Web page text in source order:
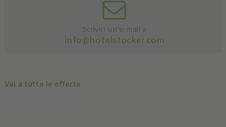
Scrivici un'e-mail a
info@hotelstocker.com
Vai a tutte le offerte